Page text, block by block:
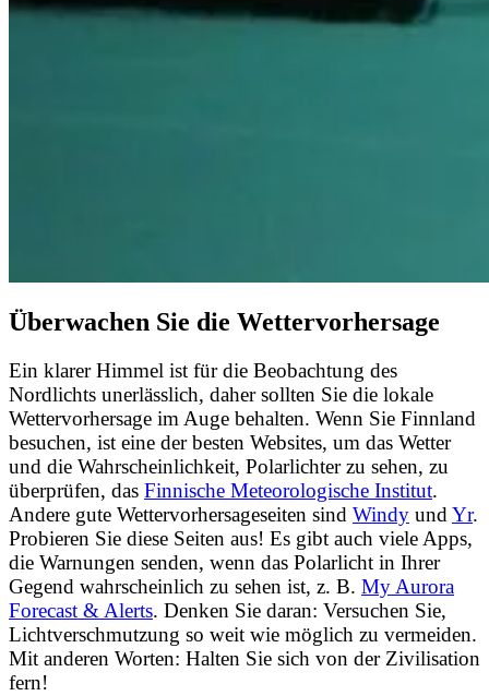
Überwachen Sie die Wettervorhersage
Ein klarer Himmel ist für die Beobachtung des
Nordlichts unerlässlich, daher sollten Sie die lokale
Wettervorhersage im Auge behalten. Wenn Sie Finnland
besuchen, ist eine der besten Websites, um das Wetter
und die Wahrscheinlichkeit, Polarlichter zu sehen, zu
überprüfen, das Finnische Meteorologische Institut.
Andere gute Wettervorhersageseiten sind Windy undYr.
Probieren Sie diese Seiten aus! Es gibt auch viele Apps,
die Warnungen senden, wenn das Polarlicht in Ihrer
Gegend wahrscheinlich zu sehen ist, z. B. My Aurora
Forecast & Alerts. Denken Sie daran: Versuchen Sie,
Lichtverschmutzung so weit wie möglich zu vermeiden.
Mit anderen Worten: Halten Sie sich von der Zivilisation
fern!